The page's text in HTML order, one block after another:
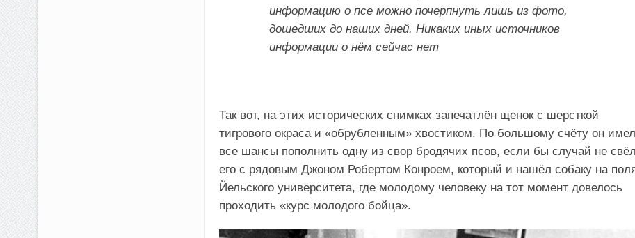
информацию о псе можно почерпнуть лишь из фото,
дошедших до наших дней. Никаких иных источников
информации о нём сейчас нет
Так вот, на этих исторических снимках запечатлён щенок с шерсткой
тигрового окраса и «обрубленным» хвостиком. По большому счёту он имел
все шансы пополнить одну из свор бродячих псов, если бы случай не свёл
его с рядовым Джоном Робертом Конроем, который и нашёл собаку на
Йельского университета, где молодому человеку на тот момент довелось
проходить «курс молодого бойца».